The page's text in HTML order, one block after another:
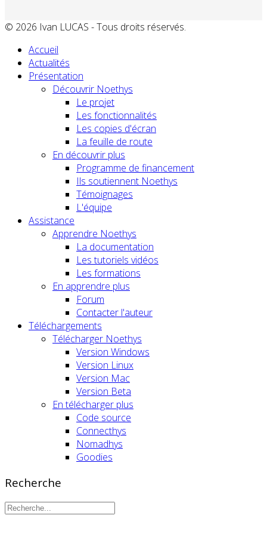
© 2026 Ivan LUCAS - Tous droits réservés.
Accueil
Actualités
Présentation
Découvrir Noethys
Le projet
Les fonctionnalités
Les copies d'écran
La feuille de route
En découvrir plus
Programme de financement
Ils soutiennent Noethys
Témoignages
L'équipe
Assistance
Apprendre Noethys
La documentation
Les tutoriels vidéos
Les formations
En apprendre plus
Forum
Contacter l'auteur
Téléchargements
Télécharger Noethys
Version Windows
Version Linux
Version Mac
Version Beta
En télécharger plus
Code source
Connecthys
Nomadhys
Goodies
Recherche